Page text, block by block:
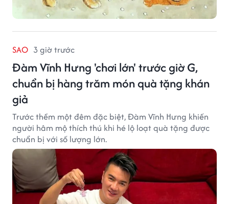
SAO 3 giờ trước
Đàm Vĩnh Hưng 'chơi lớn' trước giờ G,
chuẩn bị hàng trăm món quà tặng khán
giả
Trước thềm một đêm đặc biệt, Đàm Vĩnh Hưng khiến
người hâm mộ thích thú khi hé lộ loạt quà tặng được
chuẩn bị với số lượng lớn.